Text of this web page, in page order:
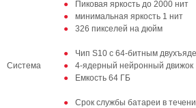
Пиковая яркость до 2000 нит
минимальная яркость 1 нит
326 пикселей на дюйм
Система
Чип S10 с 64-битным
4-ядерный нейронный движок
Емкость 64 ГБ
Срок службы батареи в